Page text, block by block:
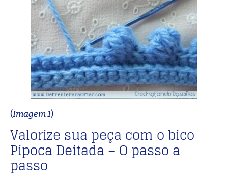
(Imagem 1)
Valorize sua peça com o bico
Pipoca Deitada – O passo a
passo